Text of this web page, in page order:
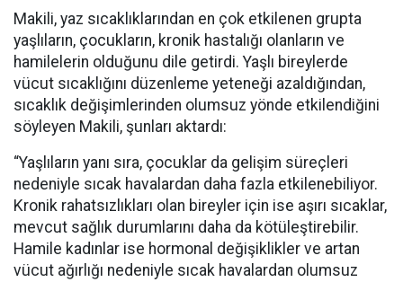
Makili, yaz sıcaklıklarından en çok etkilenen grupta
yaşlıların, çocukların, kronik hastalığı olanların ve
hamilelerin olduğunu dile getirdi. Yaşlı bireylerde
vücut sıcaklığını düzenleme yeteneği azaldığından,
sıcaklık değişimlerinden olumsuz yönde etkilendiğini
söyleyen Makili, şunları aktardı:
“Yaşlıların yanı sıra, çocuklar da gelişim süreçleri
nedeniyle sıcak havalardan daha fazla etkilenebiliyor.
Kronik rahatsızlıkları olan bireyler için ise aşırı sıcaklar,
mevcut sağlık durumlarını daha da kötüleştirebilir.
Hamile kadınlar ise hormonal değişiklikler ve artan
vücut ağırlığı nedeniyle sıcak havalardan olumsuz